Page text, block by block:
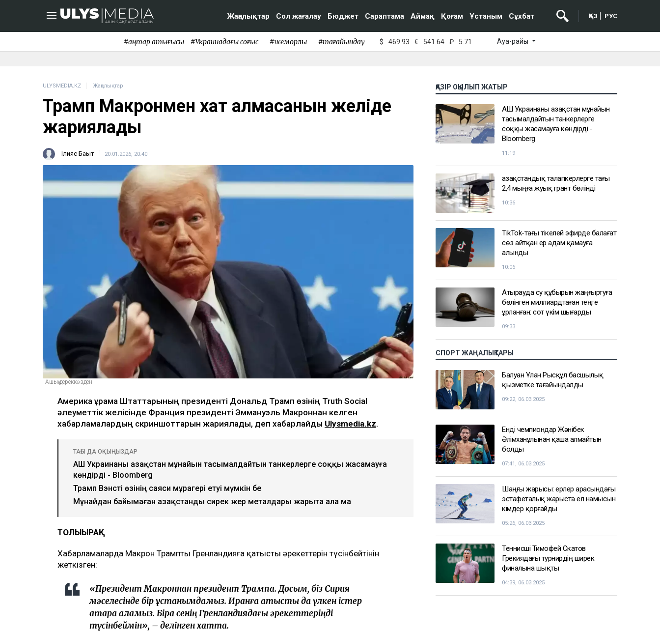
Жаңалықтар Сол жағалау Бюджет Сараптама Аймақ Қоғам Ұстаным Сұхбат ҚАЗ РУС
#қаңтар қақтығысы #Украинадағы соғыс #жемқорлық #тағайындау $ 469.93 € 541.64 ₽ 5.71 Ауа-райы
ULYSMEDIA.KZ Жаңалықтар
Трамп Макронмен хат алмасқанын желіде
жариялады
Ілияс Бақыт 20.01.2026, 20:40
Ашық дереккөзден
Америка Құрама Штаттарының президенті Дональд Трамп өзінің Truth Social
әлеуметтік желісінде Франция президенті Эммануэль Макроннан келген
хабарламалардың скриншоттарын жариялады, деп хабарлайды Ulysmedia.kz.
ТАҒЫ ДА ОҚЫҢЫЗДАР
АҚШ Украинаны Қазақстан мұнайын тасымалдайтын танкерлерге соққы жасамауға
көндірді - Bloomberg
Трамп Вэнсті өзінің саяси мұрагері етуі мүмкін бе
Мұнайдан байымаған Қазақстанды сирек жер металдары жарыта ала ма
ТОЛЫҒЫРАҚ
Хабарламаларда Макрон Трамптың Гренландияға қатысты әрекеттерін түсінбейтінін
жеткізген:
«Президент Макроннан президент Трампқа. Досым, біз Сирия
мәселесінде бір ұстанымдамыз. Иранға қатысты да үлкен істер
атқара аламыз. Бірақ сенің Гренландиядағы әрекеттеріңді
түсінбеймін», – делінген хатта.
ҚАЗІР ОҚЫЛЫП ЖАТЫР
АҚШ Украинаны Қазақстан мұнайын
тасымалдайтын танкерлерге
соққы жасамауға көндірді -
Bloomberg
11:19
Қазақстандық талапкерлерге тағы
2,4 мыңға жуық грант бөлінді
10:36
TikTok-тағы тікелей эфирде балағат
сөз айтқан ер адам қамауға
алынды
10:06
Атырауда су құбырын жаңғыртуға
бөлінген миллиардтаған теңге
ұрланған: сот үкім шығарды
09:33
СПОРТ ЖАҢАЛЫҚТАРЫ
Балуан Ұлан Рысқұл басшылық
қызметке тағайындалды
09:22, 06.03.2025
Енді чемпиондар Жәнібек
Әлімханұлынан қаша алмайтын
болды
07:41, 06.03.2025
Шаңғы жарысы: ерлер арасындағы
эстафеталық жарыста ел намысын
кімдер қорғайды
05:26, 06.03.2025
Теннисші Тимофей Скатов
Грекиядағы турнирдің ширек
финалына шықты
04:39, 06.03.2025